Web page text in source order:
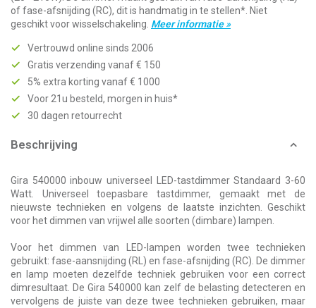
of fase-afsnijding (RC), dit is handmatig in te stellen*. Niet
geschikt voor wisselschakeling. Meer informatie »
Vertrouwd online sinds 2006
Gratis verzending vanaf € 150
5% extra korting vanaf € 1000
Voor 21u besteld, morgen in huis*
30 dagen retourrecht
Beschrijving
Gira 540000 inbouw universeel LED-tastdimmer Standaard 3-60
Watt. Universeel toepasbare tastdimmer, gemaakt met de
nieuwste technieken en volgens de laatste inzichten. Geschikt
voor het dimmen van vrijwel alle soorten (dimbare) lampen.
Voor het dimmen van LED-lampen worden twee technieken
gebruikt: fase-aansnijding (RL) en fase-afsnijding (RC). De dimmer
en lamp moeten dezelfde techniek gebruiken voor een correct
dimresultaat. De Gira 540000 kan zelf de belasting detecteren en
vervolgens de juiste van deze twee technieken gebruiken, maar